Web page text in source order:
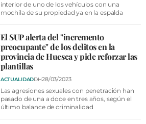
interior de uno de los vehículos con una
mochila de su propiedad ya en la espalda
El SUP alerta del "incremento
preocupante" de los delitos en la
provincia de Huesca y pide reforzar las
plantillas
ACTUALIDADDH28/03/2023
Las agresiones sexuales con penetración han
pasado de una a doce en tres años, según el
último balance de criminalidad